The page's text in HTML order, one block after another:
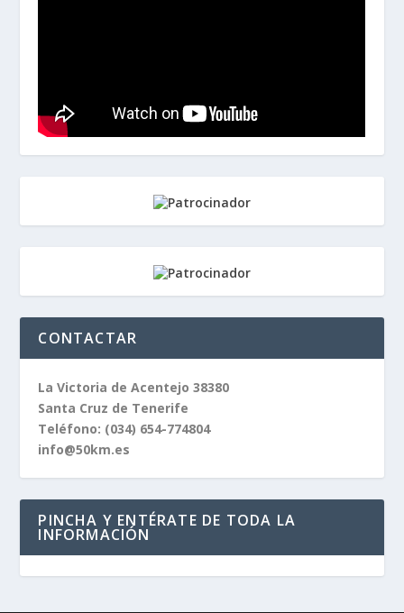
CONTACTAR
La Victoria de Acentejo 38380
Santa Cruz de Tenerife
Teléfono: (034) 654-774804
info@50km.es
PINCHA Y ENTÉRATE DE TODA LA
INFORMACIÓN